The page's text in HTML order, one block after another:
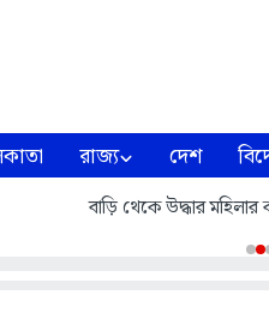
রাজ্য দেশ
বাড়ি থেকে উদ্ধার